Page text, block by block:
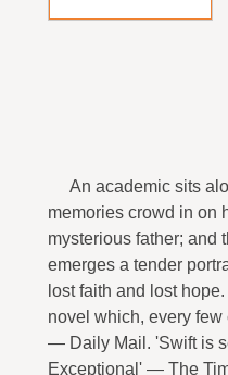
An academic sits
memories crowd in on
mysterious father; and
emerges a tender
lost faith and lost
novel which, every
— Daily Mail. 'Swift is
Exceptional' — The